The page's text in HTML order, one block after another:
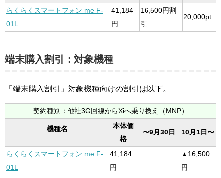
らくらくスマートフォン me F-
01L
41,184
円
16,500円割
引
20,000pt
端末購入割引：対象機種
「端末購入割引」対象機種向けの割引は以下。
契約種別：他社3G回線からXiへ乗り換え（MNP）
機種名
本体価
格
〜9月30日 10月1日〜
らくらくスマートフォン me F-
01L
41,184
円
–
▲16,500
円